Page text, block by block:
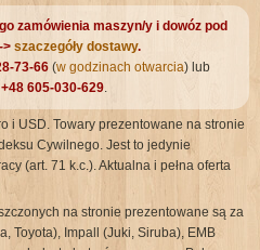
zamówienia maszyn/y i dowóz pod
> szaczegóły dostawy.
73-66 (w godzinach otwarcia) lub
+48 605-030-629.
i USD. Towary prezentowane na stronie
Cywilnego. Jest to jedynie
(art. 71 k.c.). Aktualna i pełna oferta
na stronie prezentowane są za
Toyota), Impall (Juki, Siruba), EMB